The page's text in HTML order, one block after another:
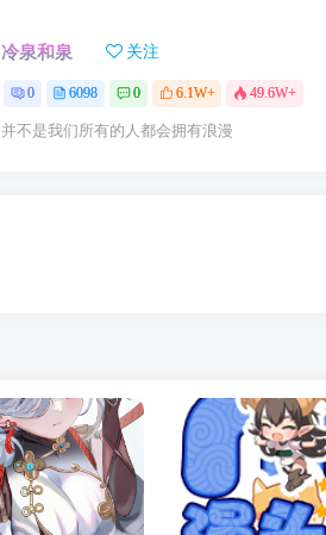
冷泉和泉 关注
0 6098 0 6.1W+ 49.6W+
并不是我们所有的人都会拥有浪漫